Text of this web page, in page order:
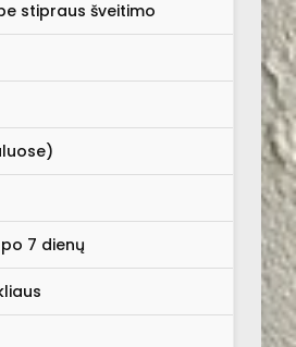
stipraus šveitimo
7 dienų